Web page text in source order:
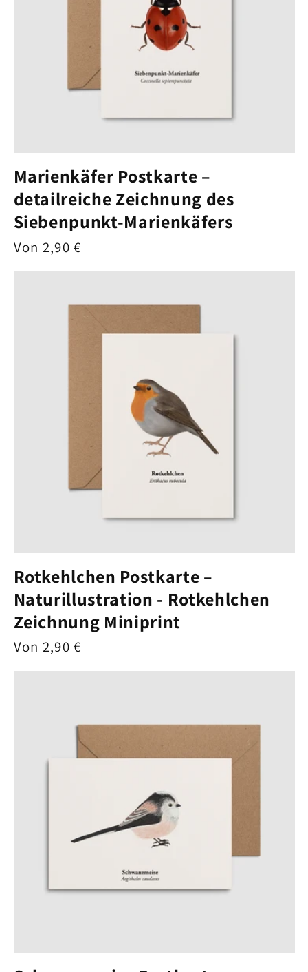
Marienkäfer Postkarte –
detailreiche Zeichnung des
Siebenpunkt-Marienkäfers
Normaler
Von 2,90 €
Rotkehlchen Postkarte –
Naturillustration - Rotkehlchen
Zeichnung Miniprint
Normaler
Von 2,90 €